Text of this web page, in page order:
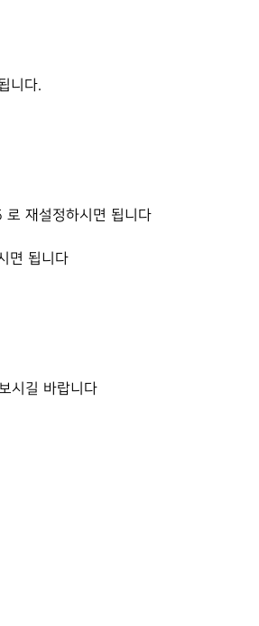
니다.
재설정하시면 됩니다
면 됩니다
시길 바랍니다